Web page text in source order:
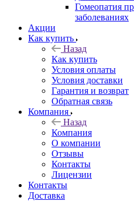
Гомеопатия
заболеваниях
Акции
Как купить
Назад
Как купить
Условия оплаты
Условия доставки
Гарантия и возврат
Обратная связь
Компания
Назад
Компания
О компании
Отзывы
Контакты
Лицензии
Контакты
Доставка